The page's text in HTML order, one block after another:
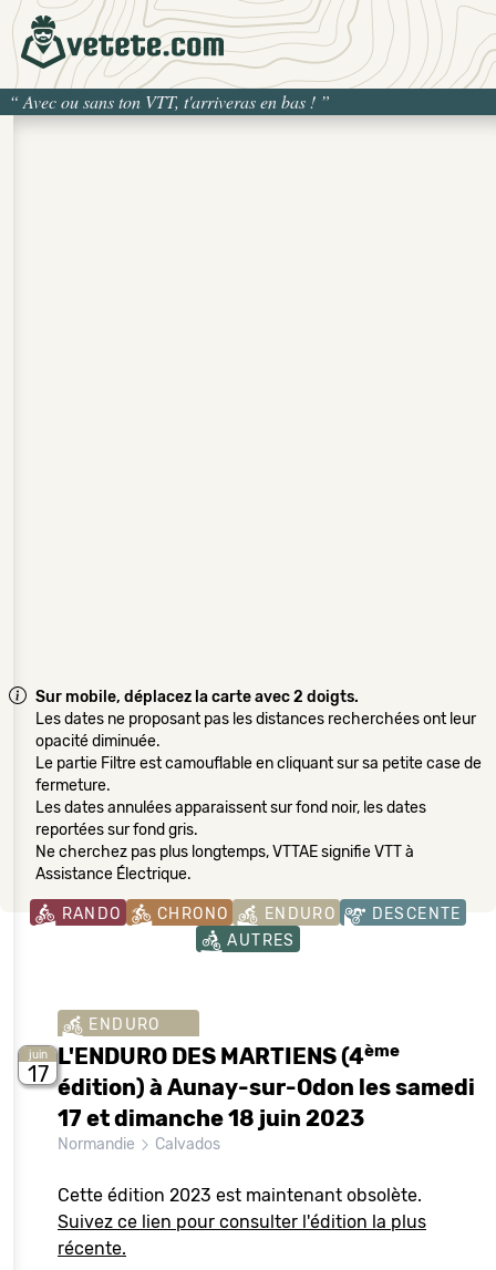
“ Avec ou sans ton VTT, t'arriveras en bas ! ”
Sur mobile, déplacez la carte avec 2 doigts.
Les dates ne proposant pas les distances recherchées ont leur
opacité diminuée.
Le partie Filtre est camouflable en cliquant sur sa petite case de
fermeture.
Les dates annulées apparaissent sur fond noir, les dates
reportées sur fond gris.
Ne cherchez pas plus longtemps, VTTAE signifie VTT à
Assistance Électrique.
RANDO CHRONO ENDURO
DESCENTE
AUTRES
juin
17
ENDURO
L'ENDURO DES MARTIENS (4ème
édition) à Aunay-sur-Odon les samedi
17 et dimanche 18 juin 2023
Normandie Calvados
Cette édition 2023 est maintenant obsolète.
Suivez ce lien pour consulter l'édition la plus
récente.